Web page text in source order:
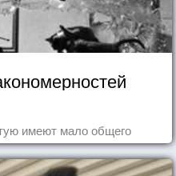
имеют мало общего